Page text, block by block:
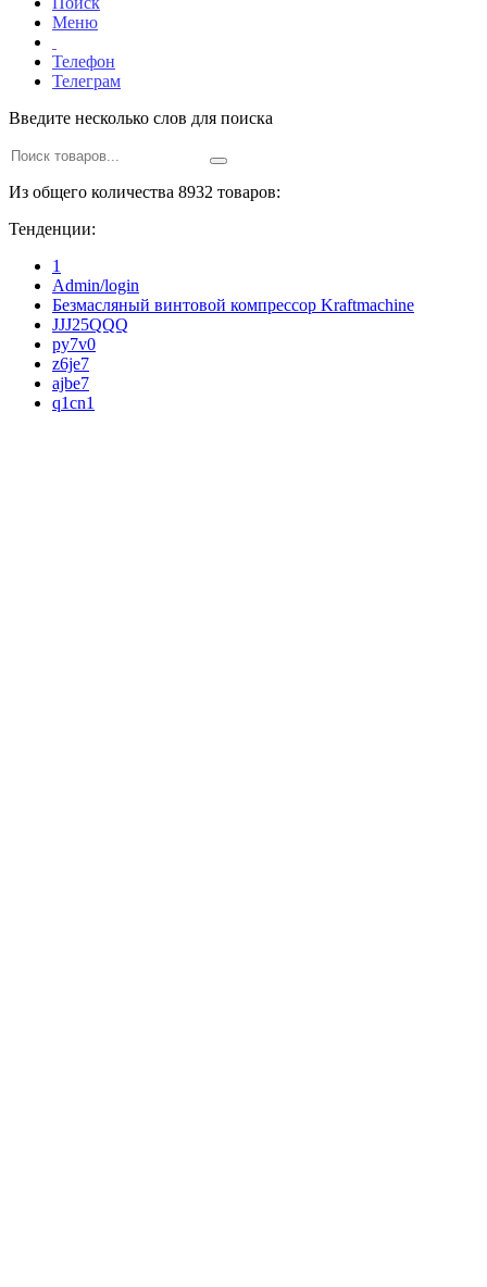
Меню
Телефон
Телеграм
Введите несколько слов для поиска
Из общего количества 8932 товаров:
Тенденции:
1
Admin/login
Безмасляный винтовой компрессор Kraftmaсhine
JJJ25QQQ
py7v0
z6je7
ajbe7
q1cn1